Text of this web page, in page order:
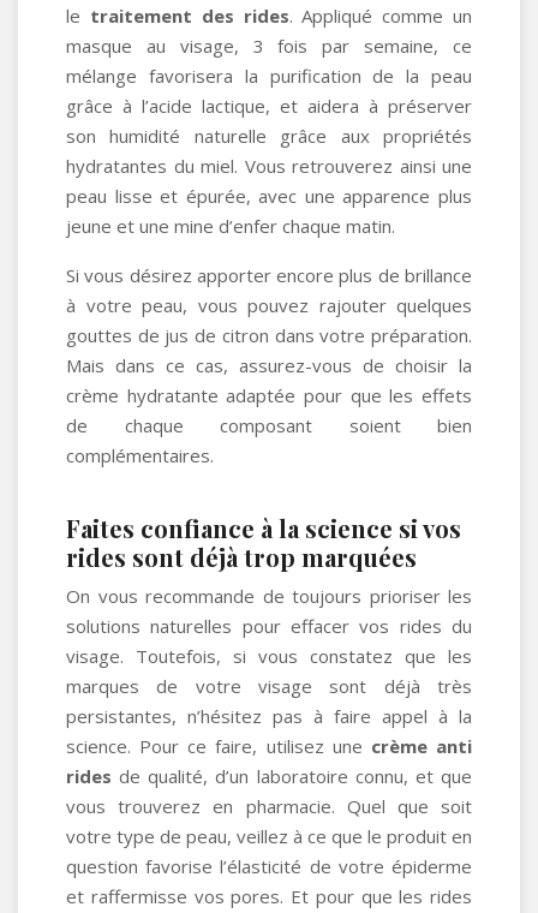
le traitement des rides. Appliqué comme un
masque au visage, 3 fois par semaine, ce
mélange favorisera la purification de la peau
grâce à l’acide lactique, et aidera à préserver
son humidité naturelle grâce aux propriétés
hydratantes du miel. Vous retrouverez ainsi une
peau lisse et épurée, avec une apparence plus
jeune et une mine d’enfer chaque matin.
Si vous désirez apporter encore plus de brillance
à votre peau, vous pouvez rajouter quelques
gouttes de jus de citron dans votre préparation.
Mais dans ce cas, assurez-vous de choisir la
crème hydratante adaptée pour que les effets
de chaque composant soient bien
complémentaires.
Faites confiance à la science si vos
rides sont déjà trop marquées
On vous recommande de toujours prioriser les
solutions naturelles pour effacer vos rides du
visage. Toutefois, si vous constatez que les
marques de votre visage sont déjà très
persistantes, n’hésitez pas à faire appel à la
science. Pour ce faire, utilisez une crème anti
rides de qualité, d’un laboratoire connu, et que
vous trouverez en pharmacie. Quel que soit
votre type de peau, veillez à ce que le produit en
question favorise l’élasticité de votre épiderme
et raffermisse vos pores. Et pour que les rides